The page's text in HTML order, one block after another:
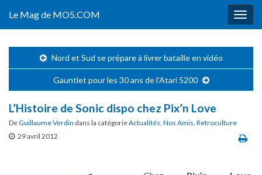
Le Mag de MO5.COM
Nord et Sud se prépare à livrer bataille en vidéo
Gauntlet pour les 30 ans de l’Atari 5200
L’Histoire de Sonic dispo chez Pix’n Love
DeGuillaume Verdin dans la catégorieActualités, Nos Amis, Retroculture
29 avril 2012